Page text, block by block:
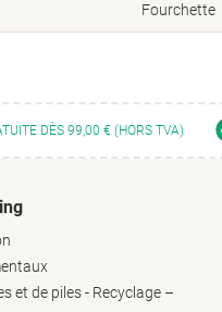
Fourchette
DÈS 99,00 € (HORS TVA)
et de piles - Recyclage –